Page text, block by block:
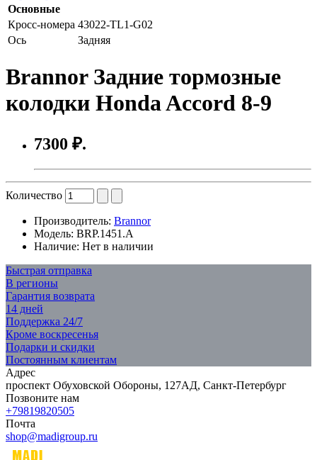
Основные
Кросс-номера 43022-TL1-G02
Ось
Задняя
Brannor Задние тормозные
колодки Honda Accord 8-9
7300 ₽.
Количество
Производитель: Brannor
Модель: BRP.1451.A
Наличие: Нет в наличии
Быстрая отправка
В регионы
Гарантия возврата
14 дней
Поддержка 24/7
Кроме воскресенья
Подарки и скидки
Постоянным клиентам
Адрес
проспект Обуховской Обороны, 127АД, Санкт-Петербург
Позвоните нам
+79819820505
Почта
shop@madigroup.ru